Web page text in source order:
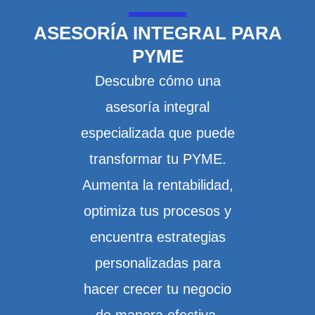
ASESORÍA INTEGRAL PARA
PYME
Descubre cómo una
asesoría integral
especializada que puede
transformar tu PYME.
Aumenta la rentabilidad,
optimiza tus procesos y
encuentra estrategias
personalizadas para
hacer crecer tu negocio